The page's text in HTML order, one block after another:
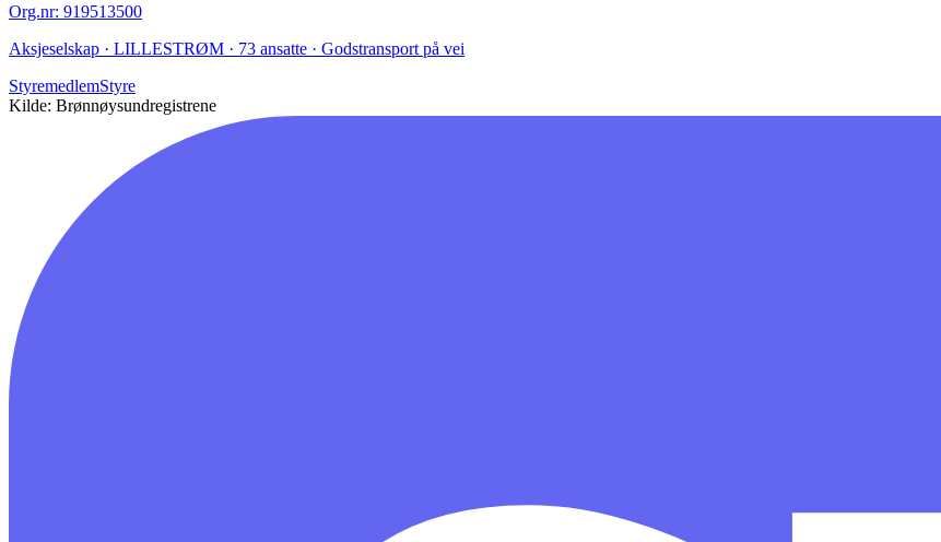
Org.nr: 919513500
Aksjeselskap · LILLESTRØM · 73 ansatte · Godstransport på vei
StyremedlemStyre
Kilde: Brønnøysundregistrene